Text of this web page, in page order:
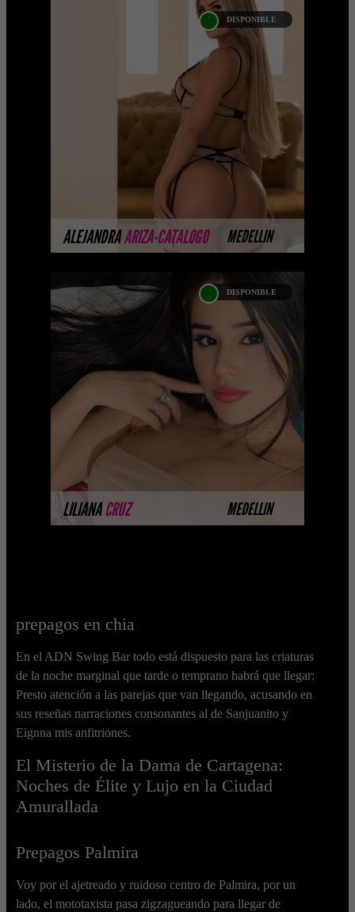
ALEJANDRAARIZA-CATALOGO MEDELLIN
DISPONIBLE
Platinum Esta modelo pertenece a
nuestro Catálogo Privado Platinum.
Selección privada de modelos con un
nivel de belleza y perform ...
MÁS INFORMACIÓN
LILIANACRUZ MEDELLIN
DISPONIBLE
LILIANA CRUZ
Próximamente.... Algunas de nuestras
modelos aún no tienen imágenes
disponibles en la web porque están
completando su sesión ...
MÁS INFORMACIÓN
prepagos en chia
En el ADN Swing Bar todo está dispuesto para las criaturas
de la noche marginal que tarde o temprano habrá que llegar:
Presto atención a las parejas que van llegando, acusando en
sus reseñas narraciones consonantes al de Sanjuanito y
Eignna mis anfitriones.
El Misterio de la Dama de Cartagena:
Noches de Élite y Lujo en la Ciudad
Amurallada
Prepagos Palmira
Voy por el ajetreado y ruidoso centro de Palmira, por un
lado, el mototaxista pasa zigzagueando para llegar de